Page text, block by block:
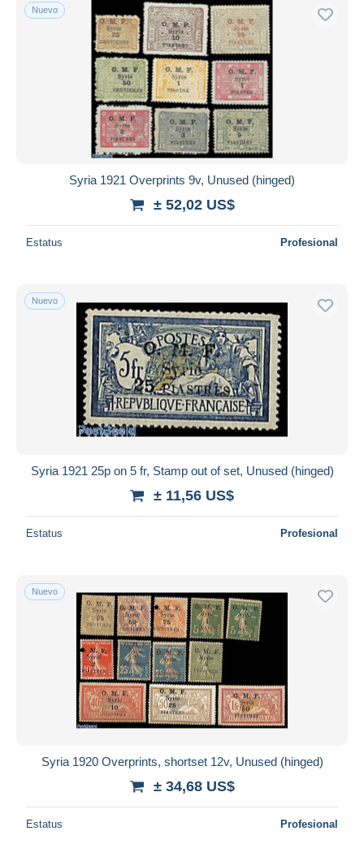
Nuevo
Syria 1921 Overprints 9v, Unused (hinged)
± 52,02 US$
Estatus Profesional
Nuevo
Syria 1921 25p on 5 fr, Stamp out of set, Unused (hinged)
± 11,56 US$
Estatus Profesional
Nuevo
Syria 1920 Overprints, shortset 12v, Unused (hinged)
± 34,68 US$
Estatus Profesional